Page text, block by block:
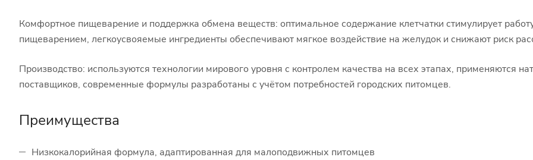
Комфортное пищеварение и поддержка обмена веществ: оптимальное содержание клетчатки стимулирует
пищеварением, легкоусвояемые ингредиенты обеспечивают мягкое воздействие на желудок и снижают риск
Производство: используются технологии мирового уровня с контролем качества на всех этапах, применяются
поставщиков, современные формулы разработаны с учётом потребностей городских питомцев.
Преимущества
Низкокалорийная формула, адаптированная для малоподвижных питомцев